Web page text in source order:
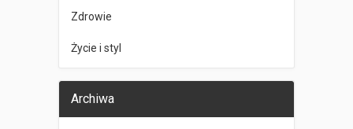
Zdrowie
Życie i styl
Archiwa